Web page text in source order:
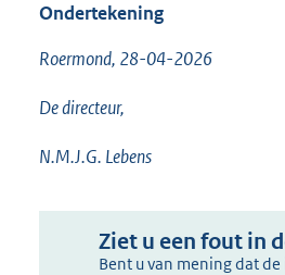
Ondertekening
Roermond, 28-04-2026
De directeur,
N.M.J.G. Lebens
Ziet u een fout in
Bent u van mening dat